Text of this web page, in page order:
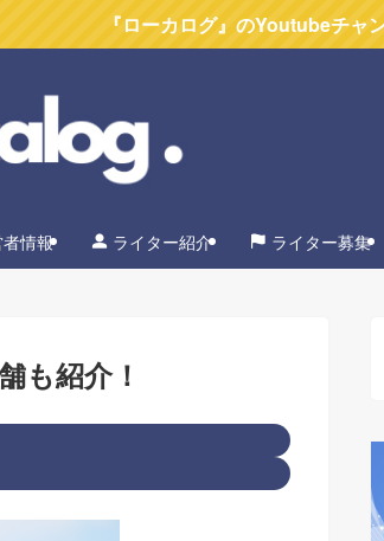
カログ』のYoutubeチャンネルができまし
情報 ライター紹介 ライター募集
も紹介！